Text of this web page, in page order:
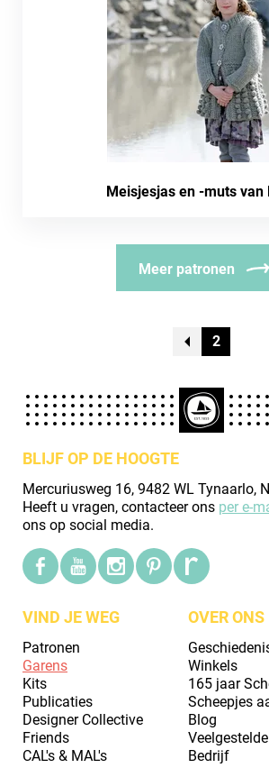
Meisjesjas en -muts van
Meer patronen
2
BLIJF OP DE HOOGTE
Mercuriusweg 16, 9482 WL Tynaarlo,
Heeft u vragen, contacteer ons per e-
ons op social media.
VIND JE WEG
Patronen
Garens
Kits
Publicaties
Designer Collective
Friends
CAL's & MAL's
OVER ONS
Winkels
165 jaar
Scheepjes
Blog
Bedrijf